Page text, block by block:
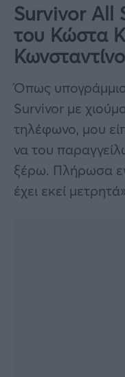
Survivor All
του Κώστα
Όπως
Survivor με
τηλέφωνο, μου
να του
ξέρω. Πλήρωσα
έχει εκεί